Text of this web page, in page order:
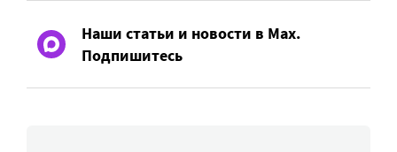
Наши статьи и новости в Max.
Подпишитесь